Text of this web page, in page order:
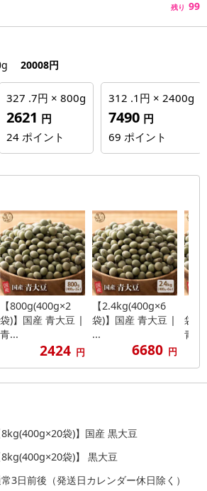
残り 99
20008円
327 .7円 × 800g
2621 円
24 ポイント
312 .1円 × 2400g
7490 円
69 ポイント
【800g(400g×2
袋)】国産 青大豆 |
青...
2424 円
【2.4kg(400g×6
袋)】国産 青大豆 |
...
6680 円
袋)
青...
8kg(400g×20袋)】国産 黒大豆
8kg(400g×20袋)】 黒大豆
3日前後（発送日カレンダー休日除く）